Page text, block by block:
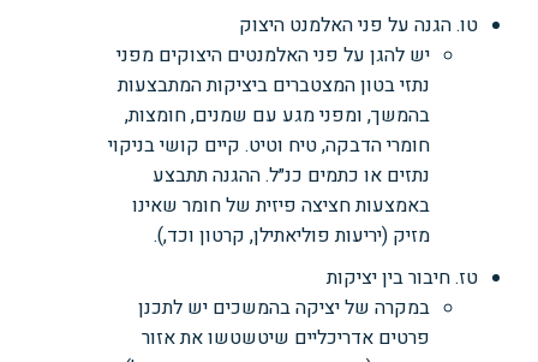
טו. הגנה על פני האלמנט היצוק
יש להגן על פני האלמנטים היצוקים מפני
נתזי בטון המצטברים ביציקות המתבצעות
בהמשך, ומפני מגע עם שמנים, חומצות,
חומרי הדבקה, טיח וטיט. קיים קושי בניקוי
נתזים או כתמים כנ״ל. ההגנה תתבצע
באמצעות חציצה פיזית של חומר שאינו
מזיק (יריעות פוליאתילן, קרטון וכד,).
טז. חיבור בין יציקות
במקרה של יציקה בהמשכים יש לתכנן
פרטים אדריכליים שיטשטשו את אזור